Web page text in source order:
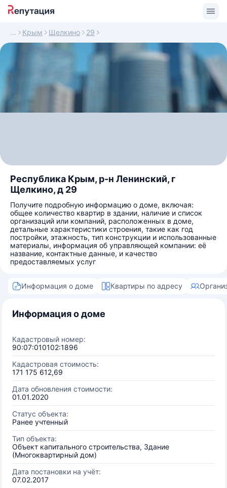
Крым Щелкино 29
Республика Крым, р-н Ленинский, г
Щелкино, д 29
Получите подробную информацию о доме, включая:
общее количество квартир в здании, наличие и список
организаций или компаний, расположенных в доме,
детальные характеристики строения, такие как год
постройки, этажность, тип конструкции и использованные
материалы, информация об управляющей компании: её
название, контактные данные, и качество
предоставляемых услуг
Информация о доме Квартиры по адресу
Информация о доме
Кадастровый номер:
90:07:010102:1896
Кадастровая стоимость:
171 175 612,69
Дата обновления стоимости:
01.01.2020
Статус объекта:
Ранее учтенный
Тип объекта:
Объект капитального строительства, Здание
(Многоквартирный дом)
Дата постановки на учёт:
07.02.2017